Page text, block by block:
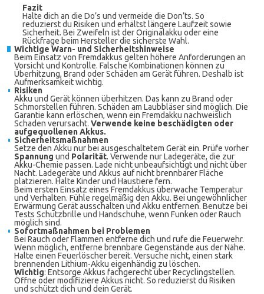
Fazit
Halte dich an die Do’s und vermeide die Don’ts. So
reduzierst du Risiken und erhältst längere Laufzeit sowie
Sicherheit. Bei Zweifeln ist der Originalakku oder eine
Rückfrage beim Hersteller die sicherste Wahl.
Wichtige Warn- und Sicherheitshinweise
Beim Einsatz von Fremdakkus gelten höhere Anforderungen an
Vorsicht und Kontrolle. Falsche Kombinationen können zu
Überhitzung, Brand oder Schäden am Gerät führen. Deshalb ist
Aufmerksamkeit wichtig.
Risiken
Akku und Gerät können überhitzen. Das kann zu Brand oder
Schmorstellen führen. Schäden am Laubbläser sind möglich. Die
Garantie kann erlöschen, wenn ein Fremdakku nachweislich
Schaden verursacht. Verwende keine beschädigten oder
aufgequollenen Akkus.
Sicherheitsmaßnahmen
Setze den Akku nur bei ausgeschaltetem Gerät ein. Prüfe vorher
Spannung und Polarität. Verwende nur Ladegeräte, die zur
Akku-Chemie passen. Lade nicht unbeaufsichtigt und nicht über
Nacht. Ladegeräte und Akkus auf nicht brennbarer Fläche
platzieren. Halte Kinder und Haustiere fern.
Beim ersten Einsatz eines Fremdakkus überwache Temperatur
und Verhalten. Fühle regelmäßig den Akku. Bei ungewöhnlicher
Erwärmung Gerät ausschalten und Akku entfernen. Benutze bei
Tests Schutzbrille und Handschuhe, wenn Funken oder Rauch
möglich sind.
Sofortmaßnahmen bei Problemen
Bei Rauch oder Flammen entferne dich und rufe die Feuerwehr.
Wenn möglich, entferne brennbare Gegenstände aus der Nähe.
Halte einen Feuerlöscher bereit. Versuche nicht, einen stark
brennenden Lithium-Akku eigenhändig zu löschen.
Wichtig: Entsorge Akkus fachgerecht über Recyclingstellen.
Öffne oder modifiziere Akkus nicht. So reduzierst du Risiken
und schützt dich und dein Gerät.